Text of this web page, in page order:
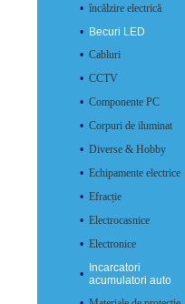
• încălzire electrică
•
Becuri LED
• Cabluri
• CCTV
• Componente PC
• Corpuri de iluminat
• Diverse & Hobby
• Echipamente electrice
• Efracție
• Electrocasnice
• Electronice
•
Incarcatori
acumulatori auto